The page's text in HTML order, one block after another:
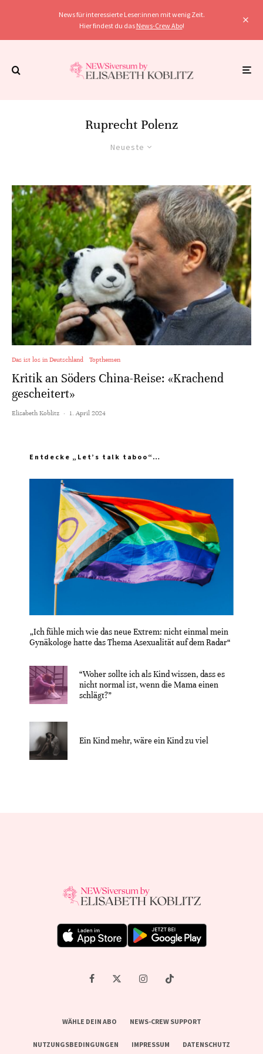
News für interessierte Leser:innen mit wenig Zeit.
Hier findest du das News-Crew Abo!
Ruprecht Polenz
Neueste
Das ist los in Deutschland Topthemen
Kritik an Söders China-Reise: «Krachend
gescheitert»
Elisabeth Koblitz · 1. April 2024
Entdecke „Let’s talk taboo“…
„Ich fühle mich wie das neue Extrem: nicht einmal mein
Gynäkologe hatte das Thema Asexualität auf dem Radar“
“Woher sollte ich als Kind wissen, dass es
nicht normal ist, wenn die Mama einen
schlägt?”
Ein Kind mehr, wäre ein Kind zu viel
WÄHLE DEIN ABO NEWS-CREW SUPPORT
NUTZUNGSBEDINGUNGEN IMPRESSUM DATENSCHUTZ